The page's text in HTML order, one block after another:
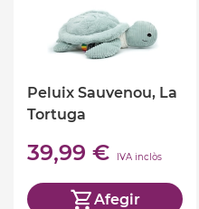
Peluix Sauvenou, La
Tortuga
39,99 € IVA inclòs
Afegir